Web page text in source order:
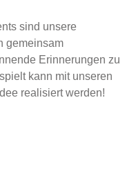
sind unsere
gemeinsam
Erinnerungen zu
kann mit unseren
realisiert werden!